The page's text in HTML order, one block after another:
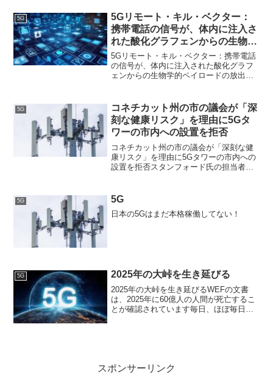
衝撃が走って、まず、...
5G
5Gリモート・キル・ベクター：
携帯電話の信号が、体内に注入さ
れた酸化グラフェンからの生物学
的ペイロードの放出を活性化する
ことを明らかにした科学論文
5Gリモート・キル・ベクター：携帯電話
の信号が、体内に注入された酸化グラフ
ェンからの生物学的ペイロードの放出を
クチンの影響が顕著になる5G REMOTE
KILL V...
5G
コネチカット州の市の議会が「深
刻な健康リスク」を理由に5Gタ
ワーの市内への設置を拒否
コネチカット州の市の議会が「深刻な健
康リスク」を理由に5Gタワーの市内への
設置を拒否スタンフォード氏の担当者た
ネティカット州スタンフォード市議会
は、環境衛生への懸念を...
5G 5G
日本の5Gはまだ本格稼働してない！
5G 2025年の大峠を生き延びる
2025年の大峠を生き延びるWEFの文書
は、2025年に60億人の人間が死亡するこ
とが確認されています毎日、ほぼ毎日、
スポンサーリンク